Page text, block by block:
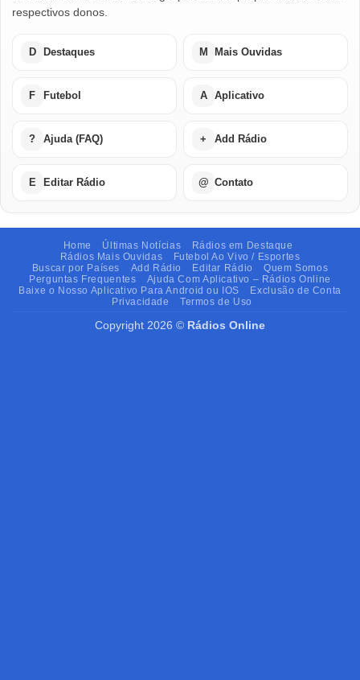
respectivos donos.
D Destaques M Mais Ouvidas
F Futebol A Aplicativo
? Ajuda (FAQ) + Add Rádio
E Editar Rádio @ Contato
Home Últimas Notícias
Rádios em Destaque
Rádios Mais Ouvidas
Futebol Ao Vivo / Esportes
Buscar por Países
Add Rádio Editar Rádio
Quem Somos
Perguntas Frequentes
Ajuda Com Aplicativo – Rádios Online
Baixe o Nosso Aplicativo Para Android ou IOS
Exclusão de Conta
Privacidade
Termos de Uso
Copyright 2026 © Rádios Online